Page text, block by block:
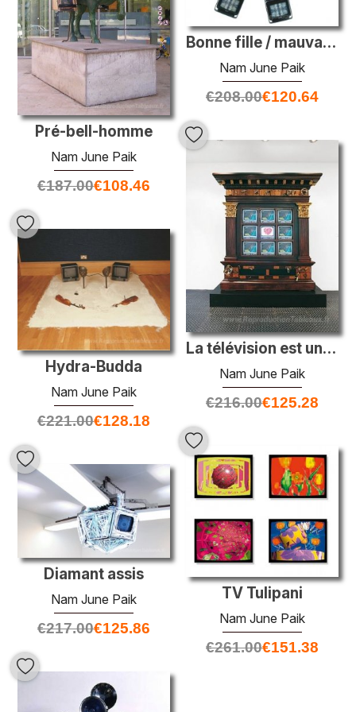
Bonne fille / mauvaise fille
Nam June Paik
€208.00€120.64
Pré-bell-homme
Nam June Paik
€187.00€108.46
La télévision est un nouveau cœur
Nam June Paik
€216.00€125.28
Hydra-Budda
Nam June Paik
€221.00€128.18
TV Tulipani
Nam June Paik
€261.00€151.38
Diamant assis
Nam June Paik
€217.00€125.86